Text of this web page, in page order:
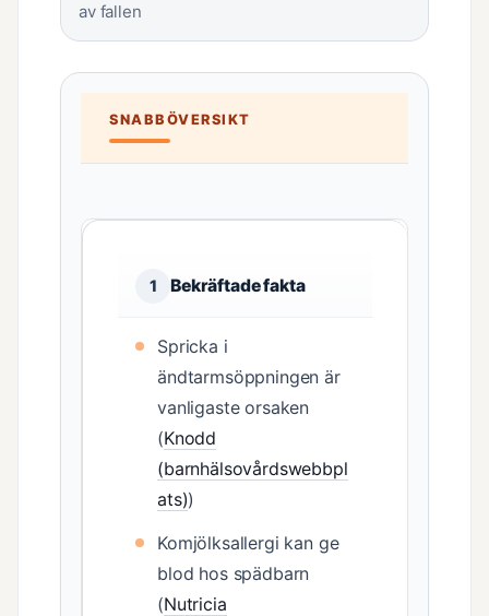
av fallen
SNABBÖVERSIKT
1 Bekräftade fakta
Spricka i
ändtarmsöppningen är
vanligaste orsaken
(Knodd
(barnhälsovårdswebbpl
ats))
Komjölksallergi kan ge
blod hos spädbarn
(Nutricia